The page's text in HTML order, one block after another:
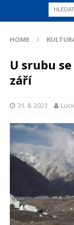
HOME
U srubu
září
31. 8. 2023